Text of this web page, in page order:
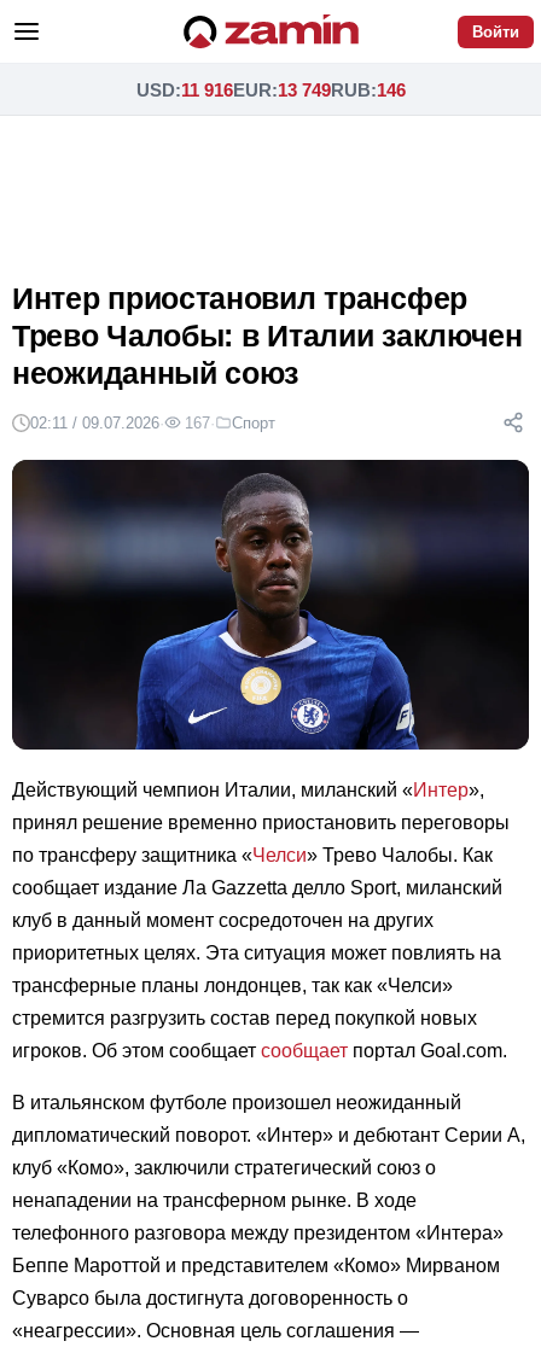
Войти
USD:11 916EUR:13 749RUB:146
Интер приостановил трансфер
Трево Чалобы: в Италии заключен
неожиданный союз
02:11 / 09.07.2026· 167· Спорт
Действующий чемпион Италии, миланский «Интер»,
принял решение временно приостановить переговоры
по трансферу защитника «Челси» Трево Чалобы. Как
сообщает издание Ла Gazzetta делло Sport, миланский
клуб в данный момент сосредоточен на других
приоритетных целях. Эта ситуация может повлиять на
трансферные планы лондонцев, так как «Челси»
стремится разгрузить состав перед покупкой новых
игроков. Об этом сообщает сообщает портал Goal.com.
В итальянском футболе произошел неожиданный
дипломатический поворот. «Интер» и дебютант Серии А,
клуб «Комо», заключили стратегический союз о
ненападении на трансферном рынке. В ходе
телефонного разговора между президентом «Интера»
Беппе Мароттой и представителем «Комо» Мирваном
Суварсо была достигнута договоренность о
«неагрессии». Основная цель соглашения —